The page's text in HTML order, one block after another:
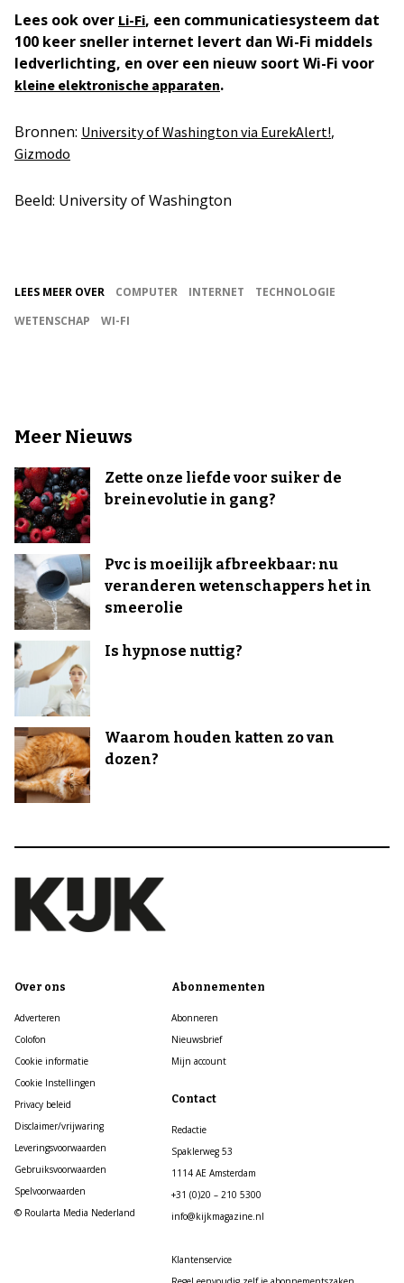
Lees ook over Li-Fi, een communicatiesysteem dat
100 keer sneller internet levert dan Wi-Fi middels
ledverlichting, en over een nieuw soort Wi-Fi voor
kleine elektronische apparaten.
Bronnen: University of Washington via EurekAlert!,
Gizmodo
Beeld: University of Washington
LEES MEER OVER COMPUTER INTERNET
TECHNOLOGIE
WETENSCHAP
WI-FI
Meer Nieuws
Zette onze liefde voor suiker de
breinevolutie in gang?
Pvc is moeilijk afbreekbaar: nu
veranderen wetenschappers het in
smeerolie
Is hypnose nuttig?
Waarom houden katten zo van
dozen?
Over ons
Adverteren
Colofon
Cookie informatie
Cookie Instellingen
Privacy beleid
Disclaimer/vrijwaring
Leveringsvoorwaarden
Gebruiksvoorwaarden
Spelvoorwaarden
© Roularta Media Nederland
Abonnementen
Abonneren
Nieuwsbrief
Mijn account
Contact
Redactie
Spaklerweg 53
1114 AE Amsterdam
+31 (0)20 – 210 5300
info@kijkmagazine.nl
Klantenservice